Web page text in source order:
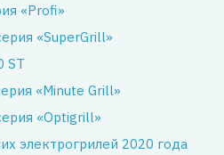
«Profi»
«SuperGrill»
ST
«Minute Grill»
«Optigrill»
электрогрилей 2020 года